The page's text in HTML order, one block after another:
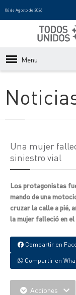
06 de Agosto de 2026
Menu
Una mujer
siniestro vial
Los protagonistas
mando de una
cruzar la calle a pié,
la mujer falleció en
Compartir en
Compartir en
Acciones